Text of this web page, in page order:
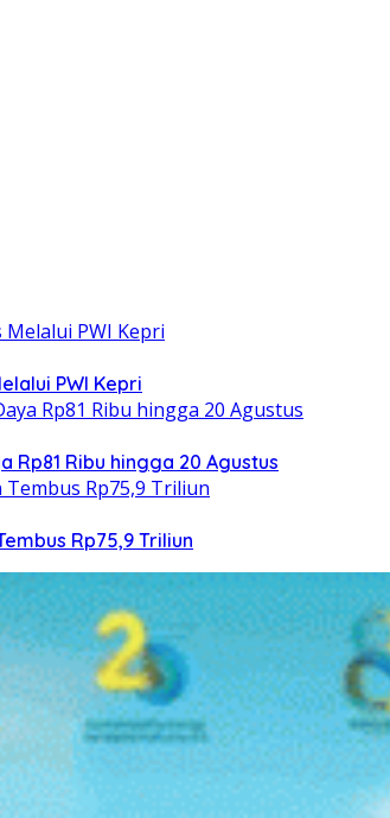
PWI Kepri
Rp81 Ribu hingga 20 Agustus
Rp75,9 Triliun